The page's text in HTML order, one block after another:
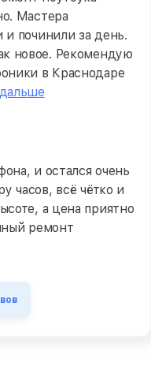
Мастера
и починили за день.
новое. Рекомендую
в Краснодаре
и остался очень
часов, всё чётко и
а цена приятно
ремонт